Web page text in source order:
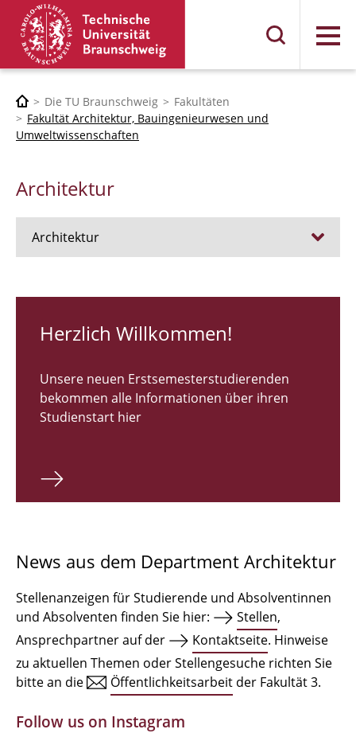
Menü
Die TU Braunschweig
Fakultäten
Fakultät Architektur, Bauingenieurwesen und
Umweltwissenschaften
Architektur
Architektur
RUNDGANG 26
Bachelor Architektur
Master Architektur
Qualifikationsprofil
Institute
Einrichtungen
Zeichensäle
MBW | Modellbauwerkstatt
Herzlich Willkommen!
Unsere neuen Erstsemesterstudierenden
bekommen alle Informationen über ihren
Studienstart hier
News aus dem Department Architektur
Stellenanzeigen für Studierende und Absolventinnen
und Absolventen finden Sie hier:
Stellen,
Ansprechpartner auf der
Kontaktseite. Hinweise
zu aktuellen Themen oder Stellengesuche richten Sie
bitte an die
Öffentlichkeitsarbeit der Fakultät 3.
Follow us on Instagram